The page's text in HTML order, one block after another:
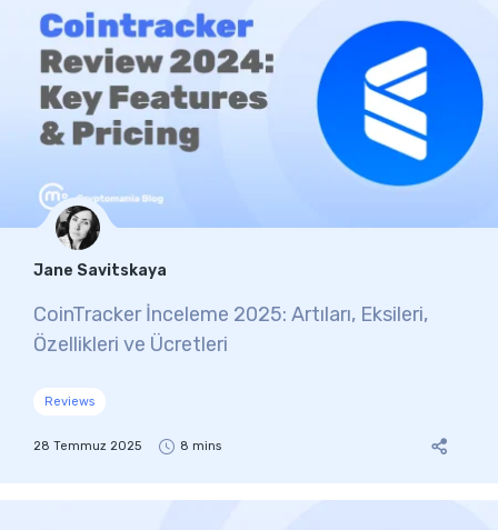
Jane Savitskaya
CoinTracker İnceleme 2025: Artıları, Eksileri,
Özellikleri ve Ücretleri
Reviews
28 Temmuz 2025 8 mins